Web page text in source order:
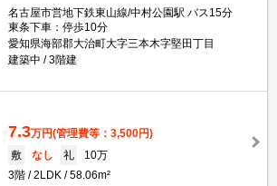
名古屋市営地下鉄東山線/中村公園駅 バス15分
東条下車：停歩10分
愛知県海部郡大治町大字三本木字堅田丁目
建築中
3階建
7.3万円(管理費等：3,500円)
敷
なし 礼
10万
3階
2LDK 58.06m²